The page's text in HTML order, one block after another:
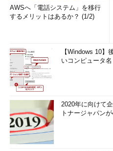
AWSへ「電話システム」を移行
するメリットはあるか？ (1/2)
【Windows 10】
いコンピュータ
2020年に向けて
トナージャパン